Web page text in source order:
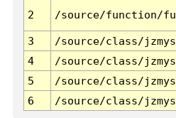
2 /source/function/
3 /source/class/
4
/source/class/
5
/source/class/
6
/source/class/